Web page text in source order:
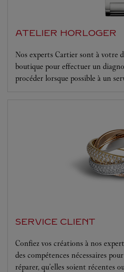
ATELIER HORLOGER
Nos experts Cartier sont à votre
boutique pour effectuer un
procéder lorsque possible à un
SERVICE CLIENT
Confiez vos créations à nos
des compétences nécessaires
réparer, qu’elles soient récentes